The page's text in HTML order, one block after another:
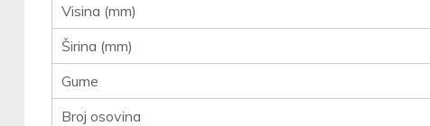
Visina (mm)
Širina (mm)
Gume
Broj osovina